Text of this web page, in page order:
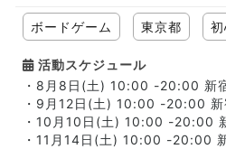
ボードゲーム 東京都
活動スケジュール
・8月8日(土) 10:00 -20:00 新
・9月12日(土) 10:00 -20:00 新
・10月10日(土) 10:00 -20:00
・11月14日(土) 10:00 -20:00